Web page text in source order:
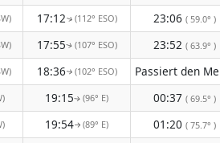
17:12↑(112° ESO) 23:06 ( 59.0° )
17:55↑(107° ESO) 23:52 ( 63.9° )
18:36↑(102° ESO)
19:15↑(96° E) 00:37 ( 69.5° )
19:54↑(89° E) 01:20 ( 75.7° )